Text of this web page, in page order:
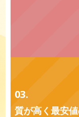
03.
質が高く最安